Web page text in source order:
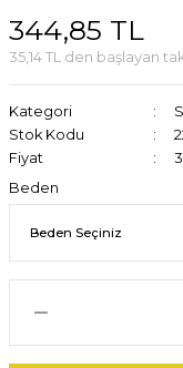
344,85 TL
35,14 TL den başlayan
Kategori
Stok Kodu
Fiyat
Beden